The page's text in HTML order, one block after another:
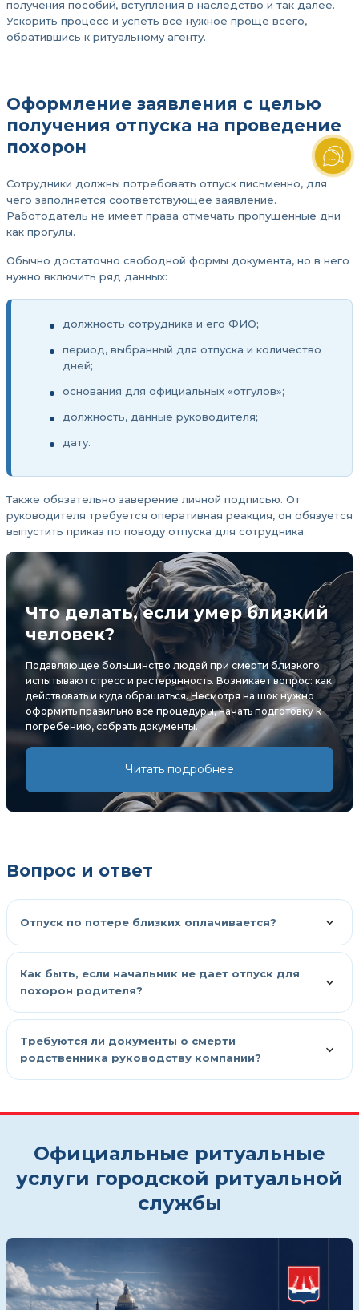
получения пособий, вступления в наследство и так далее.
Ускорить процесс и успеть все нужное проще всего,
обратившись к ритуальному агенту.
Оформление заявления с целью
получения отпуска на проведение
похорон
Сотрудники должны потребовать отпуск письменно, для
чего заполняется соответствующее заявление.
Работодатель не имеет права отмечать пропущенные дни
как прогулы.
Обычно достаточно свободной формы документа, но в него
нужно включить ряд данных:
должность сотрудника и его ФИО;
период, выбранный для отпуска и количество
дней;
основания для официальных «отгулов»;
должность, данные руководителя;
дату.
Также обязательно заверение личной подписью. От
руководителя требуется оперативная реакция, он обязуется
выпустить приказ по поводу отпуска для сотрудника.
Что делать, если умер близкий
человек?
Подавляющее большинство людей при смерти близкого
испытывают стресс и растерянность. Возникает вопрос: как
действовать и куда обращаться. Несмотря на шок нужно
оформить правильно все процедуры, начать подготовку к
погребению, собрать документы.
Читать подробнее
Вопрос и ответ
Отпуск по потере близких оплачивается?
Как быть, если начальник не дает отпуск для
похорон родителя?
Требуются ли документы о смерти
родственника руководству компании?
Официальные ритуальные
услуги городской ритуальной
службы